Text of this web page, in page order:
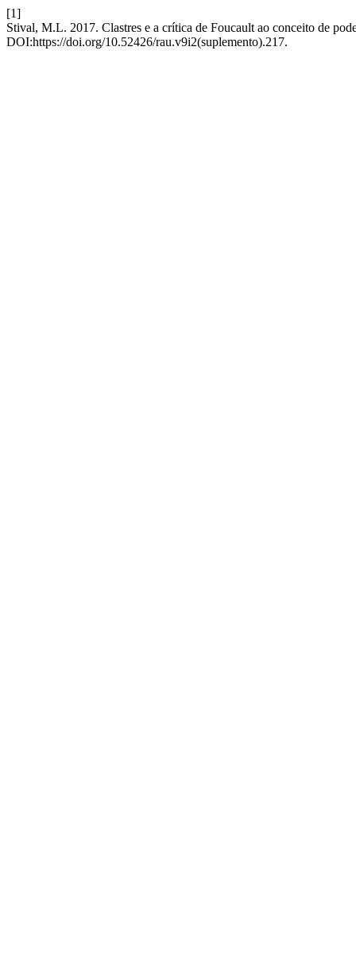
[1]
Stival, M.L. 2017. Clastres e a crítica de Foucault ao conceito de
DOI:https://doi.org/10.52426/rau.v9i2(suplemento).217.